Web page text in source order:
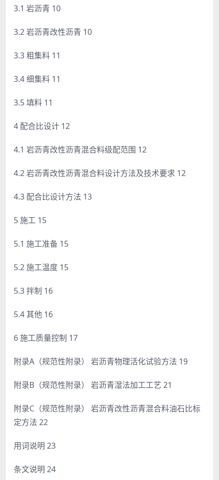
3.1 岩沥青 10
3.2 岩沥青改性沥青 10
3.3 粗集料 11
3.4 细集料 11
3.5 填料 11
4 配合比设计 12
4.1 岩沥青改性沥青混合料级配范围 12
4.2 岩沥青改性沥青混合料设计方法及技术要求 12
4.3 配合比设计方法 13
5 施工 15
5.1 施工准备 15
5.2 施工温度 15
5.3 拌制 16
5.4 其他 16
6 施工质量控制 17
附录A（规范性附录） 岩沥青物理活化试验方法 19
附录B（规范性附录） 岩沥青湿法加工工艺 21
附录C（规范性附录） 岩沥青改性沥青混合料油石比标
定方法 22
用词说明 23
条文说明 24